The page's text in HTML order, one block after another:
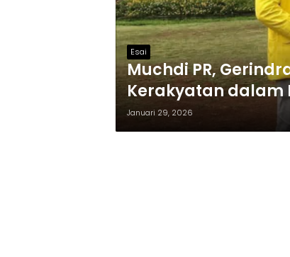
Esai
Muchdi PR,
Kerakyatan dalam
Januari 29, 2026